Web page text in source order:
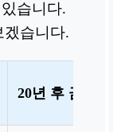
습니다.
겠습니다.
20년 후 금액